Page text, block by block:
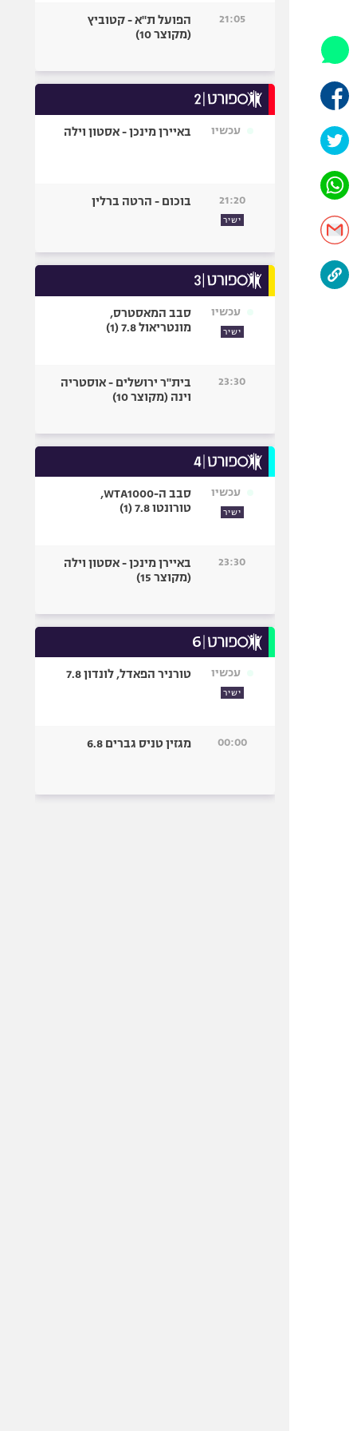
אופניים
כדורמים
פוטבול אמריקאי NFL
21:05
הפועל ת"א - קטוביץ
(מקוצר 10)
עכשיו באיירן מינכן - אסטון וילה
21:20
ישיר
בוכום - הרטה ברלין
עכשיו
ישיר
סבב המאסטרס,
מונטריאול 7.8 (1)
23:30
בית"ר ירושלים - אוסטריה
וינה (מקוצר 10)
עכשיו
ישיר
סבב ה-WTA1000,
טורונטו 7.8 (1)
23:30
באיירן מינכן - אסטון וילה
(מקוצר 15)
עכשיו
ישיר
טורניר הפאדל, לונדון 7.8
00:00 מגזין טניס גברים 6.8